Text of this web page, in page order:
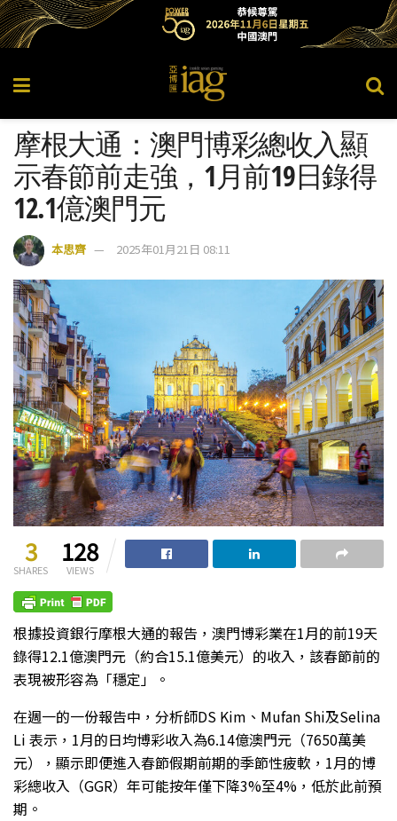
摩根大通：澳門博彩總收入顯
示春節前走強，1月前19日錄得
12.1億澳門元
本思齊 2025年01月21日 08:11
3
SHARES
128
VIEWS
根據投資銀行摩根大通的報告，澳門博彩業在1月的前19天
錄得12.1億澳門元（約合15.1億美元）的收入，該春節前的
表現被形容為「穩定」。
在週一的一份報告中，分析師DS Kim、Mufan Shi及Selina
Li 表示，1月的日均博彩收入為6.14億澳門元（7650萬美
元），顯示即便進入春節假期前期的季節性疲軟，1月的博
彩總收入（GGR）年可能按年僅下降3%至4%，低於此前預
期。